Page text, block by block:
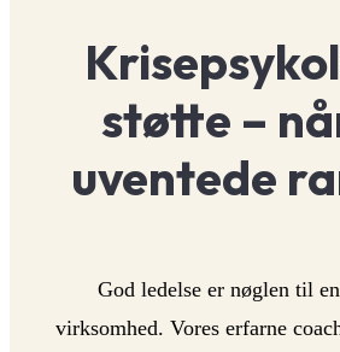
støtte –
uventede
God ledelse er nøglen til
virksomhed. Vores erfarne